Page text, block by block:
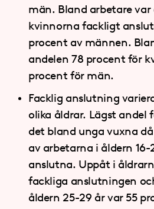
män. Bland arbetare
kvinnorna fackligt
procent av männen.
andelen 78 procent för
procent för män.
Facklig anslutning
olika åldrar. Lägst andel
det bland unga vuxna
av arbetarna i åldern
anslutna. Uppåt i
fackliga anslutningen
åldern 25-29 år var 55